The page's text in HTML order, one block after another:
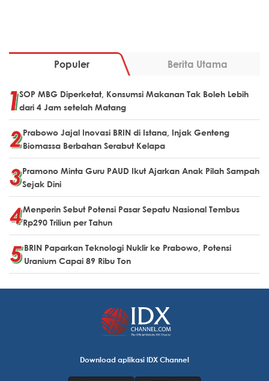
Populer Berita Utama
SOP MBG Diperketat, Konsumsi Makanan Tak Boleh Lebih
dari 4 Jam setelah Matang
Prabowo Jajal Inovasi BRIN di Istana, Injak Genteng
Biomassa Berbahan Serabut Kelapa
Pramono Minta Guru PAUD Ikut Ajarkan Anak Pilah Sampah
Sejak Dini
Menperin Sebut Potensi Pasar Sepatu Nasional Tembus
Rp290 Triliun per Tahun
BRIN Paparkan Teknologi Nuklir ke Prabowo, Potensi
Uranium Capai 89 Ribu Ton
Download aplikasi IDX Channel